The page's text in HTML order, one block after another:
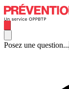
Posez une question...